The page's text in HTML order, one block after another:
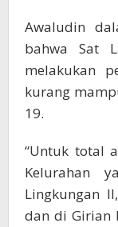
Awaludin
bahwa Sat
melakukan
kurang
19.
“Untuk total
Kelurahan
Lingkungan
dan di Girian